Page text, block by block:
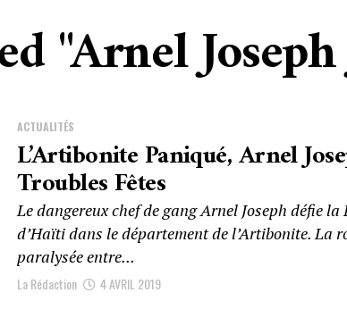
"Arnel
ACTUALITÉS
L’Artibonite Paniqué, Arnel
Troubles Fêtes
Le dangereux chef de gang Arnel Joseph défie
d’Haïti dans le département de l’Artibonite. La
paralysée entre...
La Rédaction 4 AVRIL 2019